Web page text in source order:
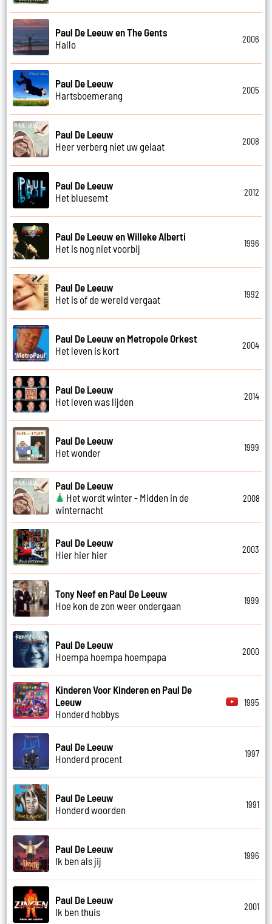
Paul De Leeuw en The Gents
Hallo
2006
Paul De Leeuw
Hartsboemerang
2005
Paul De Leeuw
Heer verberg niet uw gelaat
2008
Paul De Leeuw
Het bluesemt
2012
Paul De Leeuw en Willeke Alberti
Het is nog niet voorbij
1996
Paul De Leeuw
Het is of de wereld vergaat
1992
Paul De Leeuw en Metropole Orkest
Het leven is kort
2004
Paul De Leeuw
Het leven was lijden
2014
Paul De Leeuw
Het wonder
1999
Paul De Leeuw
Het wordt winter - Midden in de
winternacht
2008
Paul De Leeuw
Hier hier hier
2003
Tony Neef en Paul De Leeuw
Hoe kon de zon weer ondergaan
1999
Paul De Leeuw
Hoempa hoempa hoempapa
2000
Kinderen Voor Kinderen en Paul De
Leeuw
Honderd hobbys
1995
Paul De Leeuw
Honderd procent
1997
Paul De Leeuw
Honderd woorden
1991
Paul De Leeuw
Ik ben als jij
1996
Paul De Leeuw
Ik ben thuis
2001